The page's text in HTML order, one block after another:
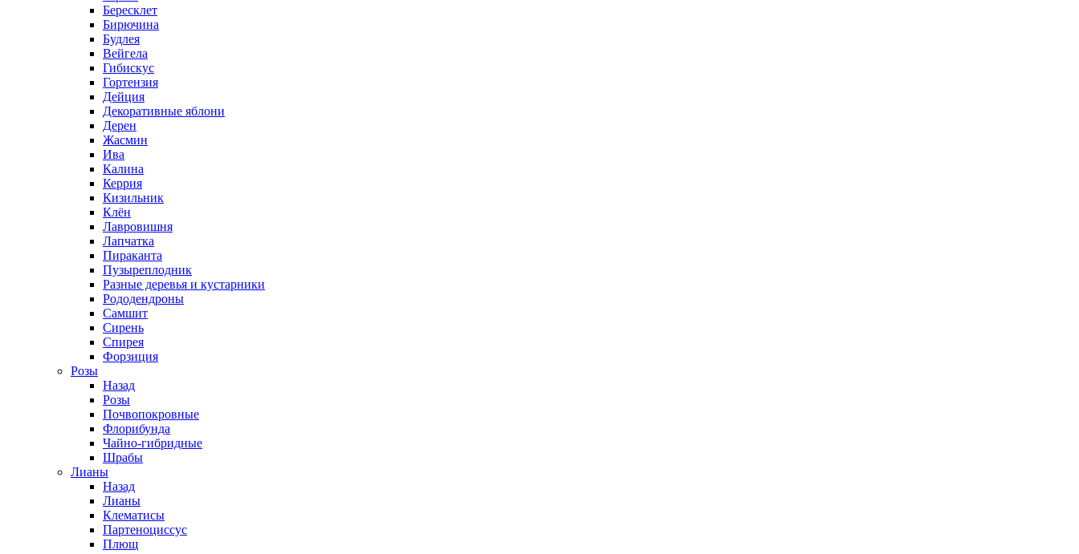
Бересклет
Бирючина
Будлея
Вейгела
Гибискус
Гортензия
Дейция
Декоративные яблони
Дерен
Жасмин
Ива
Калина
Керрия
Кизильник
Клён
Лавровишня
Лапчатка
Пираканта
Пузыреплодник
Разные деревья и кустарники
Рододендроны
Самшит
Сирень
Спирея
Форзиция
Розы
Назад
Розы
Почвопокровные
Флорибунда
Чайно-гибридные
Шрабы
Лианы
Назад
Лианы
Клематисы
Партеноциссус
Плющ